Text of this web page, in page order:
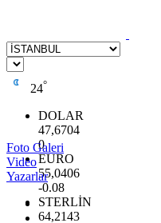
24°
DOLAR
47,6704
0
EURO
55,0406
-0.08
STERLİN
64,2143
Foto Galeri
Video
Yazarlar